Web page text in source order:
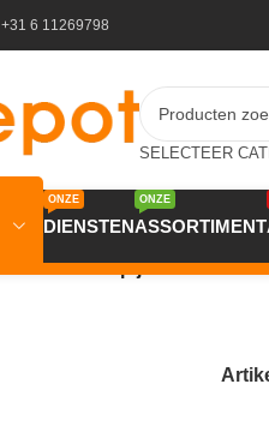
+31 6 11269798
DIENSTEN
ONZE
ASSORTIMENT
ONZE
Trend 026 Tapijt DERBY